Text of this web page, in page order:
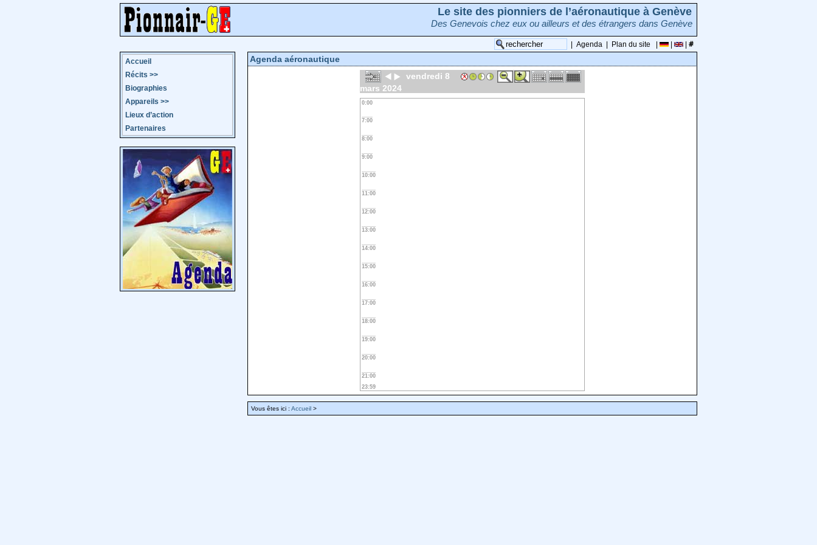
Le site des pionniers de l’aéronautique à Genève
Des Genevois chez eux ou ailleurs et des étrangers dans Genève
Agenda Plan du site
Accueil
Récits >>
Biographies
Appareils >>
Lieux d’action
Partenaires
Agenda aéronautique
vendredi 8
mars 2024
0:00
7:00
8:00
9:00
10:00
11:00
12:00
13:00
14:00
15:00
16:00
17:00
18:00
19:00
20:00
21:00
23:59
Vous êtes ici : Accueil >